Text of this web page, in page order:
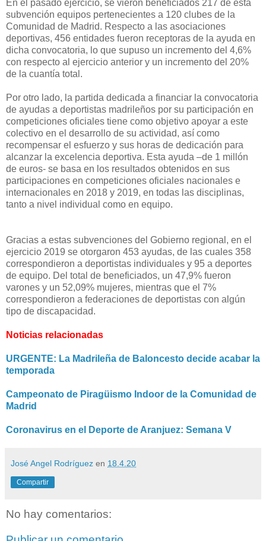
En el pasado ejercicio, se vieron beneficiados 217 de esta
subvención equipos pertenecientes a 120 clubes de la
Comunidad de Madrid. Respecto a las asociaciones
deportivas, 456 entidades fueron receptoras de la ayuda en
dicha convocatoria, lo que supuso un incremento del 4,6%
con respecto al ejercicio anterior y un incremento del 20%
de la cuantía total.
Por otro lado, la partida dedicada a financiar la convocatoria
de ayudas a deportistas madrileños por su participación en
competiciones oficiales tiene como objetivo apoyar a este
colectivo en el desarrollo de su actividad, así como
recompensar el esfuerzo y sus horas de dedicación para
alcanzar la excelencia deportiva. Esta ayuda –de 1 millón
de euros- se basa en los resultados obtenidos en sus
participaciones en competiciones oficiales nacionales e
internacionales en 2018 y 2019, en todas las disciplinas,
tanto a nivel individual como en equipo.
Gracias a estas subvenciones del Gobierno regional, en el
ejercicio 2019 se otorgaron 453 ayudas, de las cuales 358
correspondieron a deportistas individuales y 95 a deportes
de equipo. Del total de beneficiados, un 47,9% fueron
varones y un 52,09% mujeres, mientras que el 7%
correspondieron a federaciones de deportistas con algún
tipo de discapacidad.
Noticias relacionadas
URGENTE: La Madrileña de Baloncesto decide acabar la
temporada
Campeonato de Piragüismo Indoor de la Comunidad de
Madrid
Coronavirus en el Deporte de Aranjuez: Semana V
José Angel Rodríguez en 18.4.20
Compartir
No hay comentarios: